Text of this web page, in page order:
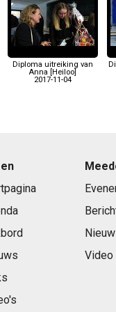
Diploma uitreiking van
Anna [Heiloo]
2017-11-04
Video